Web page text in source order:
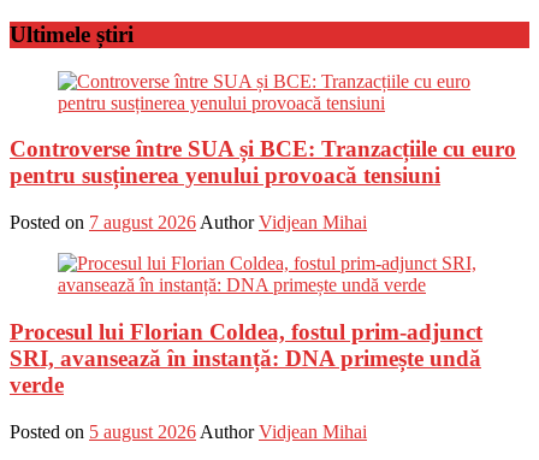
Ultimele știri
Controverse între SUA și BCE: Tranzacțiile cu euro
pentru susținerea yenului provoacă tensiuni
Posted on 7 august 2026 Author Vidjean Mihai
Procesul lui Florian Coldea, fostul prim-adjunct
SRI, avansează în instanță: DNA primește undă
verde
Posted on 5 august 2026 Author Vidjean Mihai